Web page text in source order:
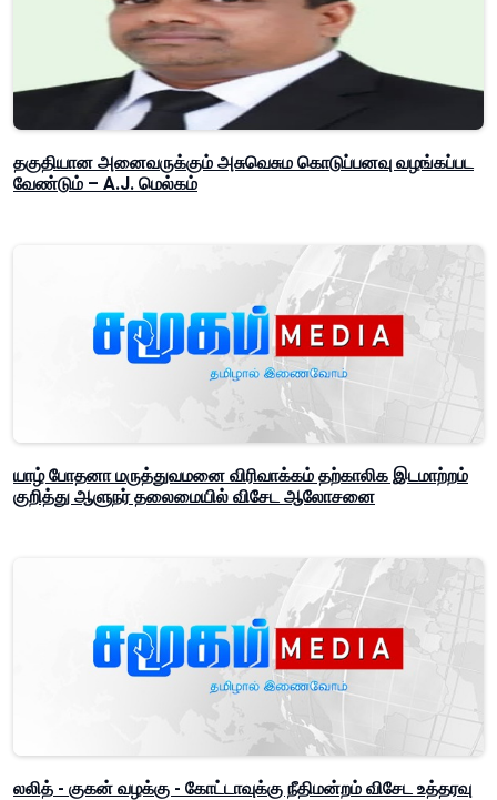
தகுதியான அனைவருக்கும் அசுவெசும கொடுப்பனவு வழங்கப்பட
வேண்டும் – A.J. மெல்கம்
யாழ் போதனா மருத்துவமனை விரிவாக்கம் தற்காலிக இடமாற்றம்
குறித்து ஆளுநர் தலைமையில் விசேட ஆலோசனை
லலித் - குகன் வழக்கு - கோட்டாவுக்கு நீதிமன்றம் விசேட உத்தரவு